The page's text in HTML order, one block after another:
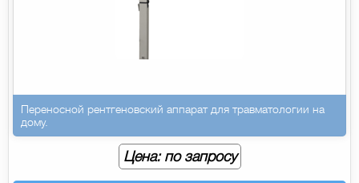
Переносной рентгеновский аппарат для травматологии на
дому.
Цена: по запросу